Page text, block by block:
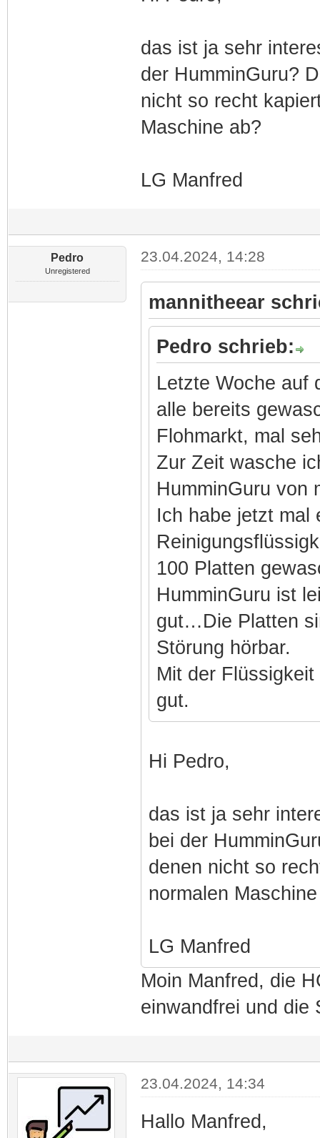
das ist ja sehr
der HumminGuru?
nicht so recht
Maschine ab?
LG Manfred
Pedro
Unregistered
23.04.2024, 14:28
mannitheear
Pedro schrieb:
Letzte Woche auf
alle bereits
Flohmarkt, mal
Zur Zeit wasche
HumminGuru von
Ich habe jetzt mal
100 Platten
HumminGuru ist
gut…Die Platten
Störung hörbar.
Mit der
gut.
Hi Pedro,
das ist ja sehr
bei der
denen nicht so
normalen
LG Manfred
Moin Manfred, die
einwandfrei und die
23.04.2024, 14:34
Hallo Manfred,